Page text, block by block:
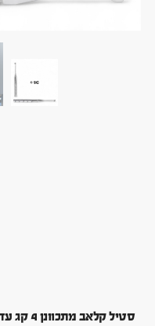
סטיל קלאב מתכוונן 4 קג עד 16 קג CLUBBELL ADJUSTABLE